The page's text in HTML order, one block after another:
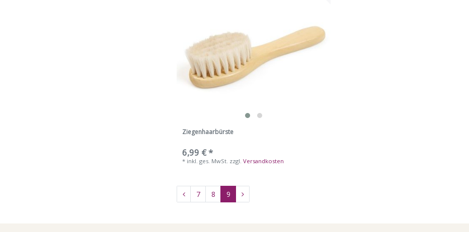
Ziegenhaarbürste
6,99 € *
* inkl. ges. MwSt. zzgl.Versandkosten
7 8 9